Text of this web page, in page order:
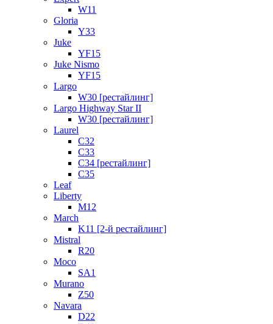
W11
Gloria
Y33
Juke
YF15
Juke Nismo
YF15
Largo
W30 [рестайлинг]
Largo Highway Star II
W30 [рестайлинг]
Laurel
C32
C33
C34 [рестайлинг]
C35
Leaf
Liberty
M12
March
K11 [2-й рестайлинг]
Mistral
R20
Moco
SA1
Murano
Z50
Navara
D22